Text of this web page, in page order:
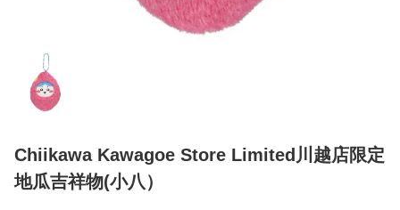
Chiikawa Kawagoe Store Limited川越店限定
地瓜吉祥物(小八）